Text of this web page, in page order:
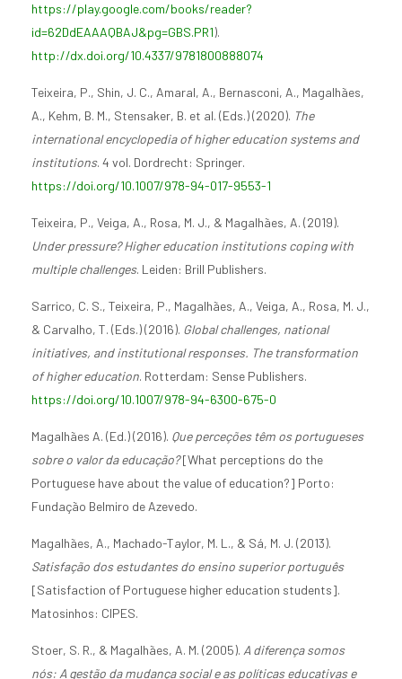
https://play.google.com/books/reader?
id=62DdEAAAQBAJ&pg=GBS.PR1).
http://dx.doi.org/10.4337/9781800888074
Teixeira, P., Shin, J. C., Amaral, A., Bernasconi, A., Magalhães,
A., Kehm, B. M., Stensaker, B. et al. (Eds.) (2020). The
international encyclopedia of higher education systems and
institutions. 4 vol. Dordrecht: Springer.
https://doi.org/10.1007/978-94-017-9553-1
Teixeira, P., Veiga, A., Rosa, M. J., & Magalhães, A. (2019).
Under pressure? Higher education institutions coping with
multiple challenges. Leiden: Brill Publishers.
Sarrico, C. S., Teixeira, P., Magalhães, A., Veiga, A., Rosa, M. J.,
& Carvalho, T. (Eds.) (2016). Global challenges, national
initiatives, and institutional responses. The transformation
of higher education. Rotterdam: Sense Publishers.
https://doi.org/10.1007/978-94-6300-675-0
Magalhães A. (Ed.) (2016). Que perceções têm os portugueses
sobre o valor da educação?[What perceptions do the
Portuguese have about the value of education?] Porto:
Fundação Belmiro de Azevedo.
Magalhães, A., Machado-Taylor, M. L., & Sá, M. J. (2013).
Satisfação dos estudantes do ensino superior português
[Satisfaction of Portuguese higher education students].
Matosinhos: CIPES.
Stoer, S. R., & Magalhães, A. M. (2005). A diferença somos
nós: A gestão da mudança social e as políticas educativas e